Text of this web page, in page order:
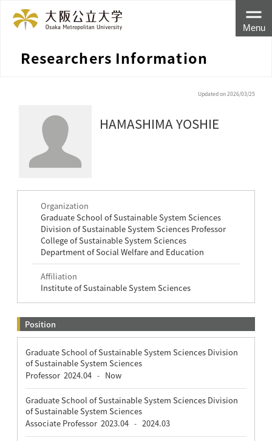
Researchers Information
Menu
Updated on 2026/03/25
HAMASHIMA YOSHIE
Organization
Graduate School of Sustainable System Sciences
Division of Sustainable System Sciences Professor
College of Sustainable System Sciences
Department of Social Welfare and Education
Affiliation
Institute of Sustainable System Sciences
Position
Graduate School of Sustainable System Sciences Division
of Sustainable System Sciences
Professor 2024.04 - Now
Graduate School of Sustainable System Sciences Division
of Sustainable System Sciences
Associate Professor 2023.04 - 2024.03